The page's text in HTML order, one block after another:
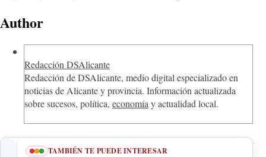
Author
Redacción DSAlicante
Redacción de DSAlicante, medio digital especializado en
noticias de Alicante y provincia. Información actualizada
sobre sucesos, política, economíay actualidad local.
TAMBIÉN TE PUEDE INTERESAR